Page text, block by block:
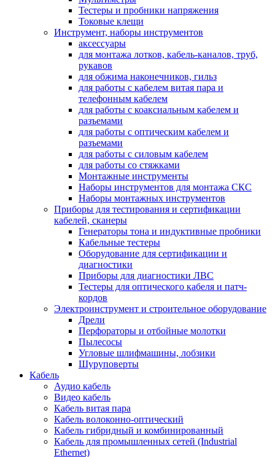
Тестеры и пробники напряжения
Токовые клещи
Инструмент, наборы инструментов
аксессуары
для монтажа лотков, кабель-каналов, труб,
рукавов
для обжима наконечников, гильз
для работы с кабелем витая пара и
телефонным кабелем
для работы с коаксиальным кабелем и
разъемами
для работы с оптическим кабелем и
разъемами
для работы с силовым кабелем
для работы со стяжками
Монтажные инструменты
Наборы инструментов для монтажа СКС
Наборы монтажных инструментов
Приборы для тестирования и сертификации
кабелей, сканеры
Генераторы тона и индуктивные пробники
Кабельные тестеры
Оборудование для сертификации и
диагностики
Приборы для диагностики ЛВС
Тестеры для оптического кабеля и патч-
кордов
Электроинструмент и строительное оборудование
Дрели
Перфораторы и отбойные молотки
Пылесосы
Угловые шлифмашины, лобзики
Шуруповерты
Кабель
Аудио кабель
Видео кабель
Кабель витая пара
Кабель волоконно-оптический
Кабель гибридный и комбинированный
Кабель для промышленных сетей (Industrial
Ethernet)